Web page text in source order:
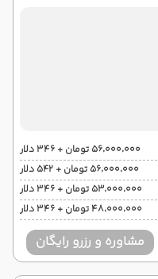
۵۶٬۰۰۰٬۰۰۰ تومان + ۳۴۶ دلار
۵۶٬۰۰۰٬۰۰۰ تومان + ۵۴۲ دلار
۵۳٬۰۰۰٬۰۰۰ تومان + ۳۴۶ دلار
۴۸٬۰۰۰٬۰۰۰ تومان + ۳۴۶ دلار
مشاوره و رزرو رایگان